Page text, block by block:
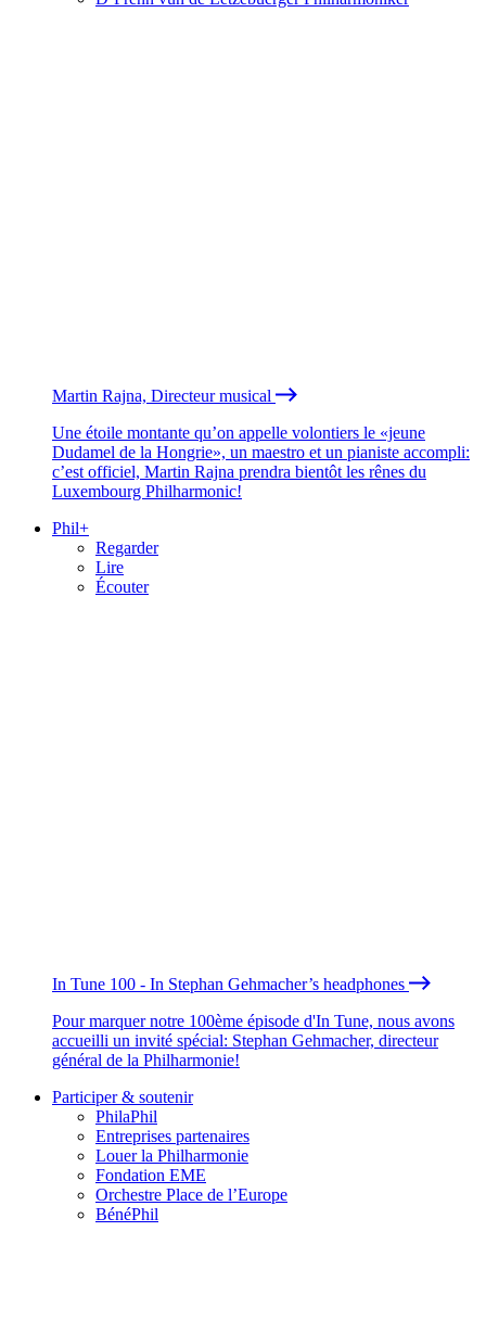
Martin Rajna, Directeur musical
Une étoile montante qu’on appelle volontiers le «jeune
Dudamel de la Hongrie», un maestro et un pianiste accompli:
c’est officiel, Martin Rajna prendra bientôt les rênes du
Luxembourg Philharmonic!
Phil+
Regarder
Lire
Écouter
In Tune 100 - In Stephan Gehmacher’s headphones
Pour marquer notre 100ème épisode d'In Tune, nous avons
accueilli un invité spécial: Stephan Gehmacher, directeur
général de la Philharmonie!
Participer & soutenir
PhilaPhil
Entreprises partenaires
Louer la Philharmonie
Fondation EME
Orchestre Place de l’Europe
BénéPhil